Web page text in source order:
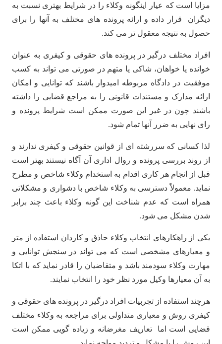
مزایا است که عیار اینگونه وکلاء را در شرایط بهتری نسبت به
دیگران قرار داده و ارائه پرونده های مختلف به آنها را برای
حصول به نتیجه معقول تر می کند.
افراد مختلف درگیر در پرونده های حقوقی و کیفری به عنوان
خوانده یا خواهان، شاکی یا متهم در صورتی می تواند به کسب
موفقیت در دادگاه مربوطه امیدوار باشند که توانایی و امکان
ارائه مدارک و مستندات قانونی را به مراجع قضایی را داشته
باشند چون در غیر این صورت ممکن است شرایط پرونده و
رای نهایی به ضرر آنها تمام شود.
لذا کسانی که سررشته ای از قوانین حقوقی و کیفری ندارند و
از روند بررسی پرونده و روال اداری آن آگاه نیستند بهتر است
قبل از انجام هر کاری اقدام به استخدام وکلاء شاخص و مطرح
نماید. معمولاً دسترسی به وکلاء شاخص با دشواری و مشکلاتی
همراه است که عدم شناخت این گونه وکلاء باعث چند برابر
شدن مشکل می شود.
یکی از راهکارهای انتخاب وکلاء حاذق و کاردان استفاده از متر
و معیارهای مشخصی است که می تواند در سنجش توانایی و
مهارت وکلاء سودمند باشد و متقاضیان را قادر نماید که با اتکا
به آن معیارها وکیل مورد نظر خود را انتخاب نمایند.
هرچند استفاده از تجربیات افراد درگیر در پرونده های حقوقی و
کیفری روش و معیاری متداولی برای مراجعه به وکلاء مختلف
قضایی است اما تعاریف مغرضانه و زیاده گویی ممکن است